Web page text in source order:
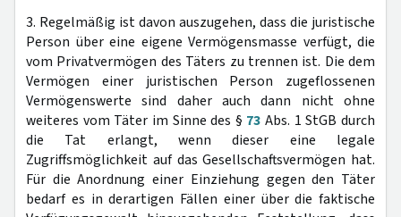
3. Regelmäßig ist davon auszugehen, dass die juristische
Person über eine eigene Vermögensmasse verfügt, die
vom Privatvermögen des Täters zu trennen ist. Die dem
Vermögen einer juristischen Person zugeflossenen
Vermögenswerte sind daher auch dann nicht ohne
weiteres vom Täter im Sinne des § 73 Abs. 1 StGB durch
die Tat erlangt, wenn dieser eine legale
Zugriffsmöglichkeit auf das Gesellschaftsvermögen hat.
Für die Anordnung einer Einziehung gegen den Täter
bedarf es in derartigen Fällen einer über die faktische